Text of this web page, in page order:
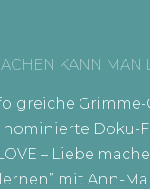
KANN MAN
nominierte Doku-
– Liebe
mit Ann-